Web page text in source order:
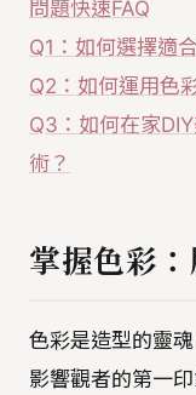
問題快速FAQ
Q1：如何選擇適
Q2：如何運用色
Q3：如何在家
術？
掌握色彩
色彩是造型的靈
影響觀者的第一